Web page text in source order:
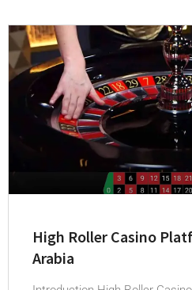
High Roller Casino
Arabia